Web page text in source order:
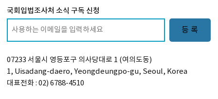
07233 서울시 영등포구 의사당대로 1 (여의도동)
1, Uisadang-daero, Yeongdeungpo-gu, Seoul, Korea
대표전화 : 02) 6788-4510
국회입법조사처 소식 구독 신청
등 록